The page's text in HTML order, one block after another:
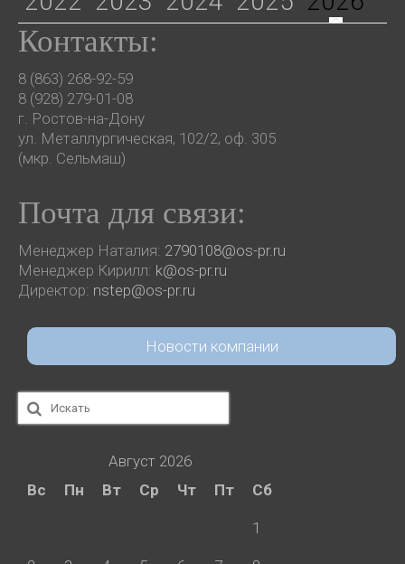
Контакты:
8 (863) 268-92-59
8 (928) 279-01-08
г. Ростов-на-Дону
ул. Металлургическая, 102/2, оф. 305
(мкр. Сельмаш)
Почта для связи:
Менеджер Наталия: 2790108@os-pr.ru
Менеджер Кирилл: k@os-pr.ru
Директор: nstep@os-pr.ru
Новости компании
Искать:
Август 2026
Вс
Пн Вт Ср Чт Пт Сб
1